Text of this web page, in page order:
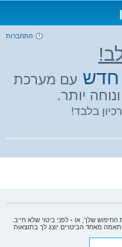
התחברות
חדש עם מערכת
יותר.
בלבד!
החיפוש שלך, או - לפני ביטוי שלא חייב.
מאחד הביטויים יוצג לך בתוצאות